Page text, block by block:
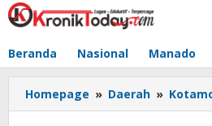
Lewati
ke
Beranda Nasional Manado
Homepage » Daerah »